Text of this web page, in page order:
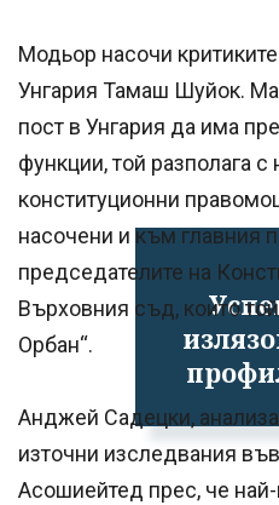
Модьор насочи
Унгария Тамаш Шуйок.
пост в Унгария да има
функции, той разполага
конституционни
насочени и към главния
председателите на
Върховния съд, които
Орбан“.
Анджей Садецки,
източни изследвания
Асошиейтед прес, че